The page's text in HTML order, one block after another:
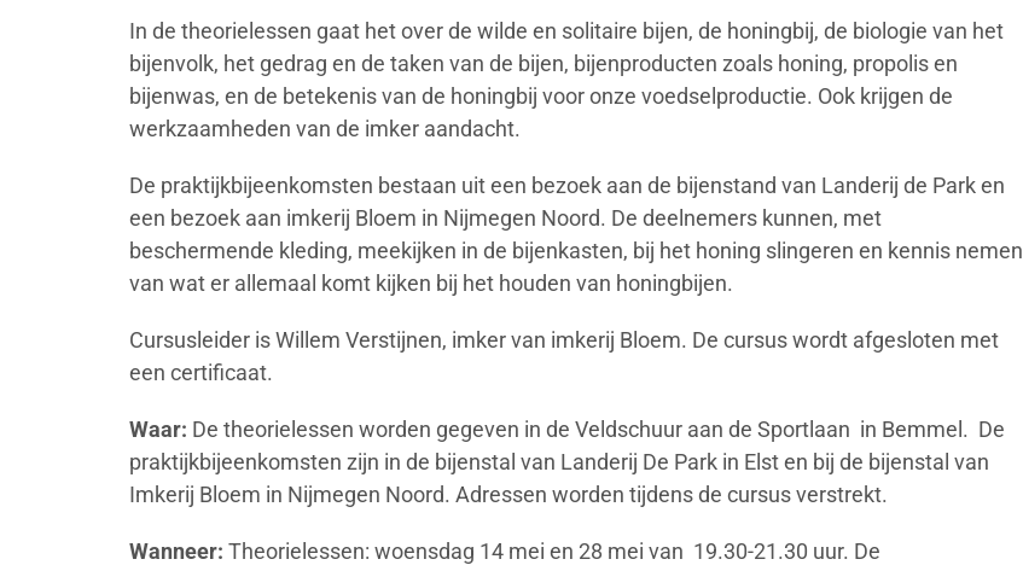
In de theorielessen gaat het over de wilde en solitaire bijen, de honingbij, de biologie van het
bijenvolk, het gedrag en de taken van de bijen, bijenproducten zoals honing, propolis en
bijenwas, en de betekenis van de honingbij voor onze voedselproductie. Ook krijgen de
werkzaamheden van de imker aandacht.
De praktijkbijeenkomsten bestaan uit een bezoek aan de bijenstand van Landerij de Park en
een bezoek aan imkerij Bloem in Nijmegen Noord. De deelnemers kunnen, met
beschermende kleding, meekijken in de bijenkasten, bij het honing slingeren en kennis nemen
van wat er allemaal komt kijken bij het houden van honingbijen.
Cursusleider is Willem Verstijnen, imker van imkerij Bloem. De cursus wordt afgesloten met
een certificaat.
Waar: De theorielessen worden gegeven in de Veldschuur aan de Sportlaan in Bemmel. De
praktijkbijeenkomsten zijn in de bijenstal van Landerij De Park in Elst en bij de bijenstal van
Imkerij Bloem in Nijmegen Noord. Adressen worden tijdens de cursus verstrekt.
Wanneer: Theorielessen: woensdag 14 mei en 28 mei van 19.30-21.30 uur. De